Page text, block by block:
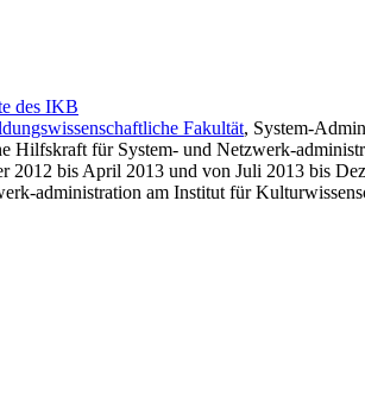
des IKB
Fakultät, System-
Hilfskraft für System- und Netzwerk-
2012 bis April 2013 und von Juli 2013 bis
administration am Institut für